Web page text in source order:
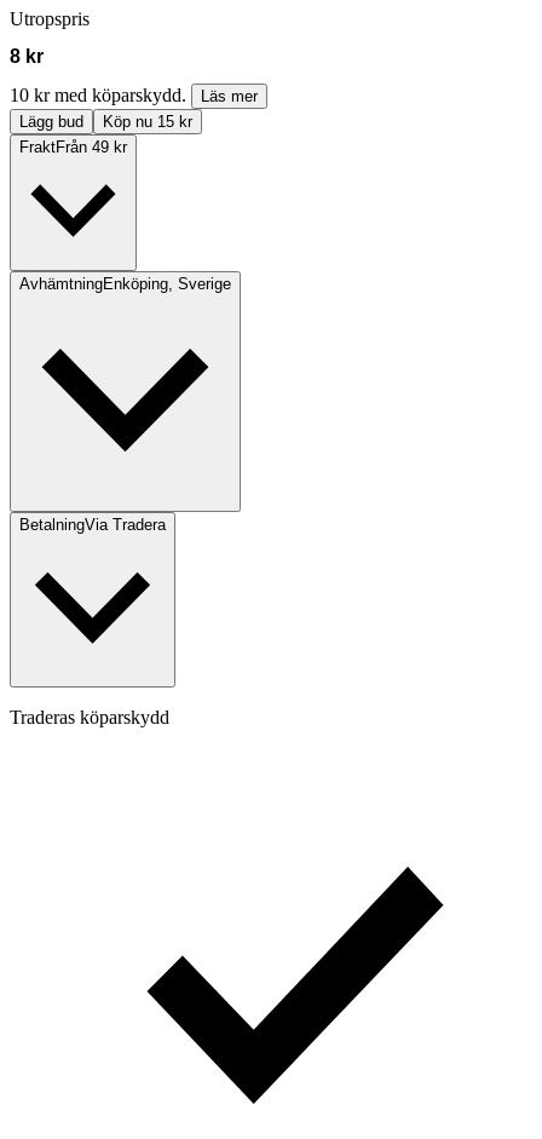
Utropspris
8 kr
10 kr med köparskydd.
Läs mer
Lägg bud
Köp nu 15 kr
FraktFrån 49 kr
AvhämtningEnköping, Sverige
BetalningVia Tradera
Traderas köparskydd